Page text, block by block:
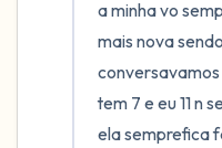
a minha vo
mais nova
tem 7 e eu 11 n
ela semprefica
4 – things you
you that you can